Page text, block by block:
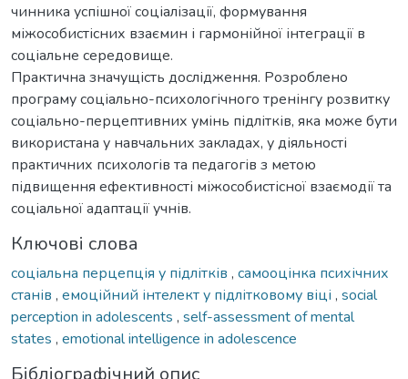
чинника успішної соціалізації, формування
міжособистісних взаємин і гармонійної інтеграції в
соціальне середовище.
Практична значущість дослідження. Розроблено
програму соціально-психологічного тренінгу розвитку
соціально-перцептивних умінь підлітків, яка може бути
використана у навчальних закладах, у діяльності
практичних психологів та педагогів з метою
підвищення ефективності міжособистісної взаємодії та
соціальної адаптації учнів.
Ключові слова
соціальна перцепція у підлітків , самооцінка психічних
станів , емоційний інтелект у підлітковому віці , social
perception in adolescents , self-assessment of mental
states , emotional intelligence in adolescence
Бібліографічний опис